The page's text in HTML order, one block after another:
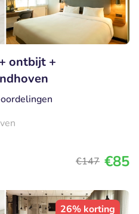
ontbijt +
€147 €85
26% korting